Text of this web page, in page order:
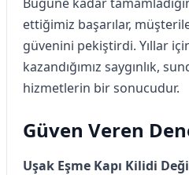
ettiğimiz başarılar,
güvenini pekiştirdi. Yıllar
kazandığımız saygınlık,
hizmetlerin bir sonucudur.
Güven Veren
Uşak Eşme Kapı Kilidi